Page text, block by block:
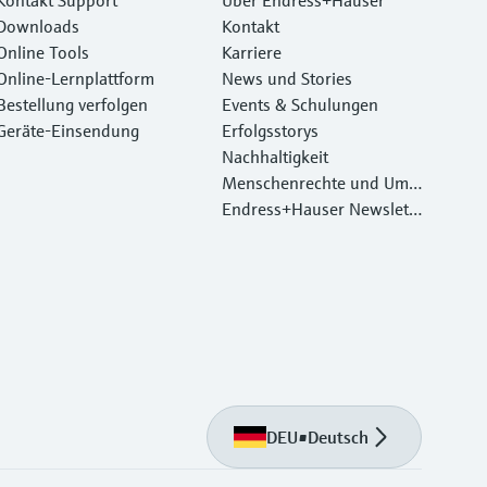
Tools
Lernplattform
verfolgen
Kontakt
Karriere
News und Stories
Events & Schulungen
Erfolgsstorys
Nachhaltigkeit
Menschenrechte und Umw
eltschutz
Endress+Hauser Newslett
DEU•Deutsch